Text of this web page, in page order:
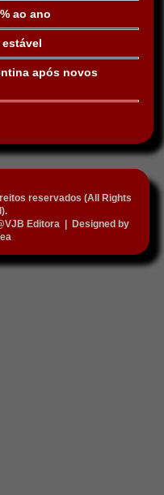
ao ano
após novos
reservados (All Rights
Editora|
Designed by